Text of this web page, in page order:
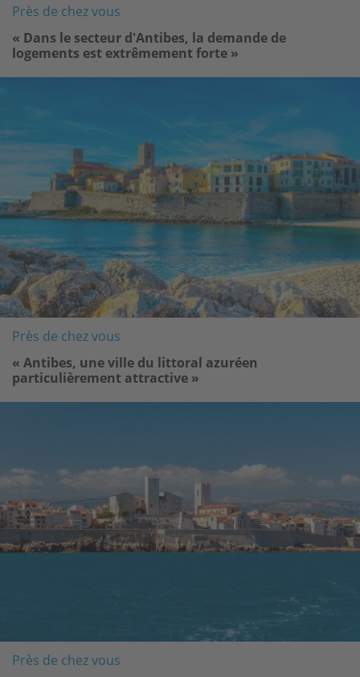
Près de chez vous
« Dans le secteur d'Antibes, la demande de
logements est extrêmement forte »
Près de chez vous
« Antibes, une ville du littoral azuréen
particulièrement attractive »
Image
Près de chez vous